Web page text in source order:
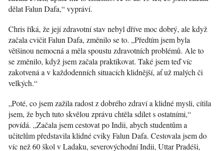
dělat Falun Dafa,“ vypráví.
Chris říká, že její zdravotní stav nebyl dříve moc dobrý, ale když
začala cvičit Falun Dafa, změnilo se to. „Předtím jsem byla
většinou nemocná a měla spoustu zdravotních problémů. Ale to
se změnilo, když jsem začala praktikovat. Také jsem teď víc
zakotvená a v každodenních situacích klidnější, ať už malých či
velkých.“
„Poté, co jsem zažila radost z dobrého zdraví a klidné mysli, cítila
jsem, že bych tuto skvělou zprávu chtěla sdílet s ostatními,“
povídá. „Začala jsem cestovat po Indii, abych studentům a
učitelům představila klidné cviky Falun Dafa. Cestovala jsem do
víc než 60 škol v Ladaku, severovýchodní Indii, Uttar Pradéši,